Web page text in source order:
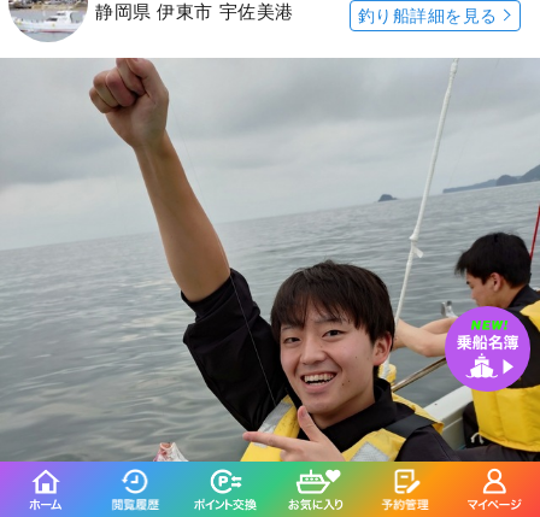
静岡県 伊東市 宇佐美港 釣り船詳細を見る